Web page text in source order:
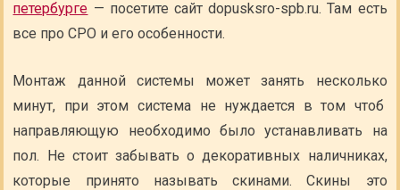
петербурге — посетите сайт dopusksro-spb.ru. Там есть
все про СРО и его особенности.
Монтаж данной системы может занять несколько
минут, при этом система не нуждается в том чтоб
направляющую необходимо было устанавливать на
пол. Не стоит забывать о декоративных наличниках,
которые принято называть скинами. Скины это